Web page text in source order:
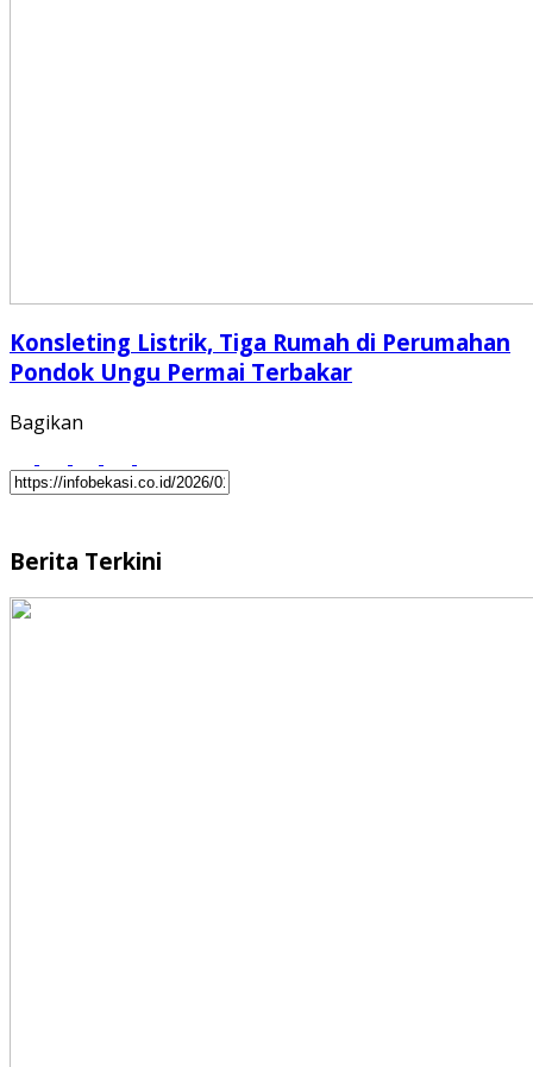
Konsleting Listrik, Tiga Rumah di Perumahan
Pondok Ungu Permai Terbakar
Bagikan
Berita Terkini